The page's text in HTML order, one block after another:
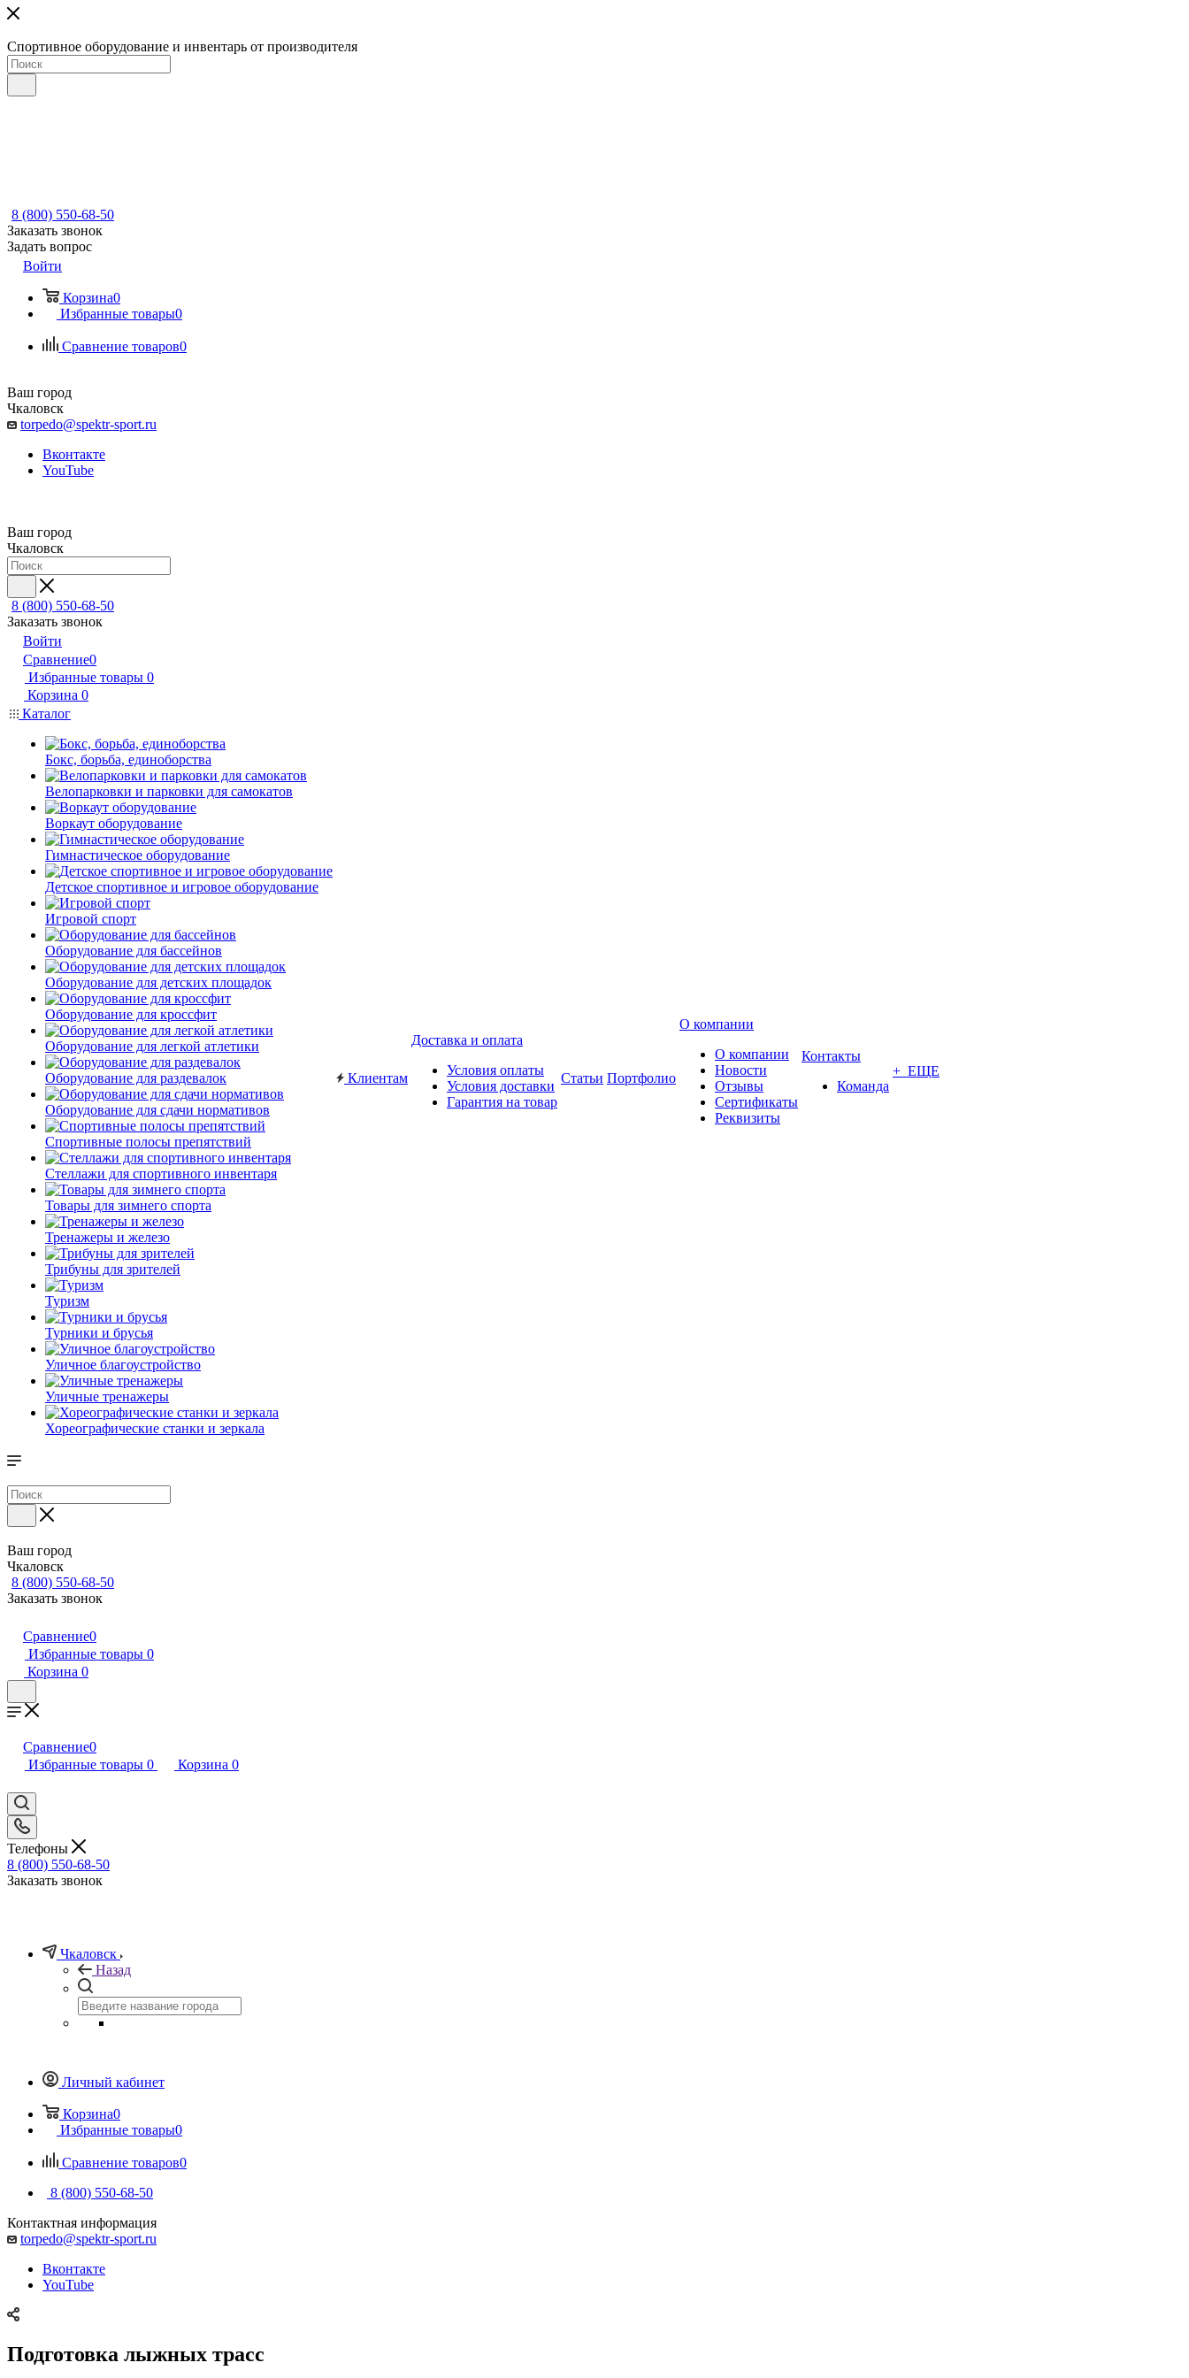
Спортивное оборудование и инвентарь от производителя
8 (800) 550-68-50
Заказать звонок
Задать вопрос
Войти
Корзина0
Избранные товары0
Сравнение товаров0
Ваш город
Чкаловск
torpedo@spektr-sport.ru
Вконтакте
YouTube
Ваш город
Чкаловск
8 (800) 550-68-50
Заказать звонок
Войти
Сравнение0
Избранные товары 0
Корзина 0
Каталог
Бокс, борьба, единоборства
Велопарковки и парковки для самокатов
Воркаут оборудование
Гимнастическое оборудование
Детское спортивное и игровое оборудование
Игровой спорт
Оборудование для бассейнов
Оборудование для детских площадок
Оборудование для кроссфит
Оборудование для легкой атлетики
Оборудование для раздевалок
Оборудование для сдачи нормативов
Спортивные полосы препятствий
Стеллажи для спортивного инвентаря
Товары для зимнего спорта
Тренажеры и железо
Трибуны для зрителей
Туризм
Турники и брусья
Уличное благоустройство
Уличные тренажеры
Хореографические станки и зеркала
Клиентам
Доставка и оплата
Условия оплаты
Условия доставки
Гарантия на товар
Статьи Портфолио
О компании
О компании
Новости
Отзывы
Сертификаты
Реквизиты
Контакты
Команда
+ ЕЩЕ
Ваш город
Чкаловск
8 (800) 550-68-50
Заказать звонок
Сравнение0
Избранные товары 0
Корзина 0
Сравнение0
Избранные товары 0 Корзина 0
Телефоны
8 (800) 550-68-50
Заказать звонок
Чкаловск
Назад
Личный кабинет
Корзина0
Избранные товары0
Сравнение товаров0
8 (800) 550-68-50
Контактная информация
torpedo@spektr-sport.ru
Вконтакте
YouTube
Подготовка лыжных трасс